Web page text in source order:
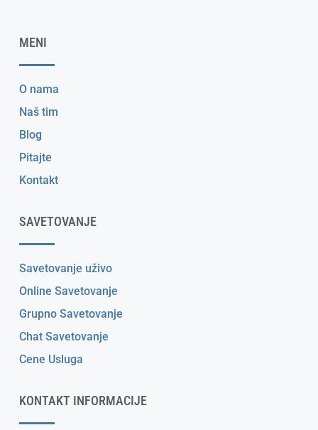
MENI
O nama
Naš tim
Blog
Pitajte
Kontakt
SAVETOVANJE
Savetovanje uživo
Online Savetovanje
Grupno Savetovanje
Chat Savetovanje
Cene Usluga
KONTAKT INFORMACIJE